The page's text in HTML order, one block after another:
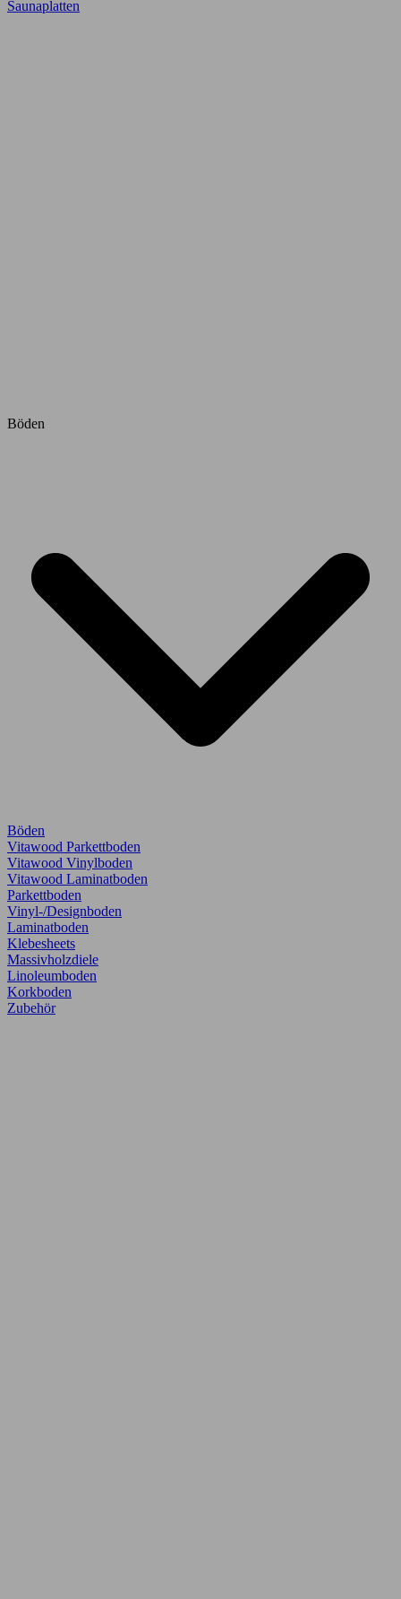
Saunaplatten
Böden
Böden
Vitawood Parkettboden
Vitawood Vinylboden
Vitawood Laminatboden
Parkettboden
Vinyl-/Designboden
Laminatboden
Klebesheets
Massivholzdiele
Linoleumboden
Korkboden
Zubehör